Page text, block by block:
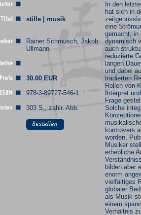
stille | musik
Rainer Schmusch, Jakob
Ullmann
30.00 EUR
978-3-89727-546-1
303 S., zahlr. Abb.
In den
hat sich in
eine
gemacht, in
dynamisch
auch
reduzierte
langen
und dabei
tradierten
Rollen von
Interpret
Frage
Solche
kontrovers
worden,
Musiker
erhebliche
bilden aber
enorm
vielfältiges
globaler
als Musik
einem
Verhältnis